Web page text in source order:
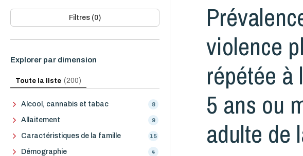
Filtres (0)
Explorer par dimension
Toute la liste (200)
Alcool, cannabis et tabac 8
Allaitement 9
Caractéristiques de la famille 15
Démographie 4
violence
répétée à
5 ans ou
adulte de